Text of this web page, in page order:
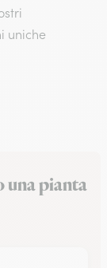
uniche
una pianta